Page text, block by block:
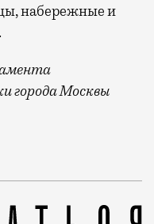
набережные и
города Москвы
праздник День